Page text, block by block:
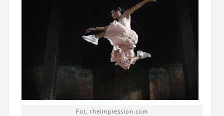
Fot. theimpression.com